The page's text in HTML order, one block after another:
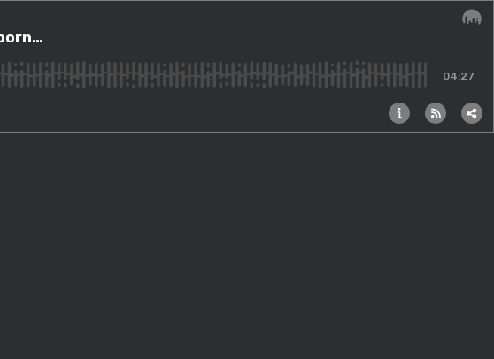
04:27